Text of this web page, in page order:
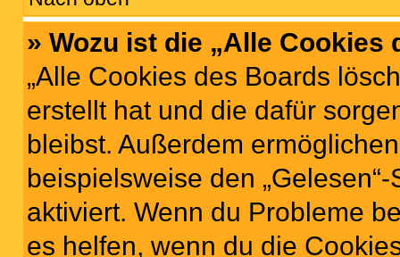
» Wozu ist die „Alle
„Alle Cookies des Boards
erstellt hat und die dafür
bleibst. Außerdem
beispielsweise den
aktiviert. Wenn du Probleme
es helfen, wenn du die